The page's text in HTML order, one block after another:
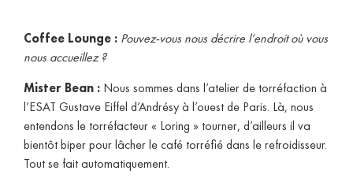
Coffee Lounge : Pouvez-vous nous décrire l’endroit où vous
nous accueillez ?
Mister Bean : Nous sommes dans l’atelier de torréfaction à
l’ESAT Gustave Eiffel d’Andrésy à l’ouest de Paris. Là, nous
entendons le torréfacteur « Loring » tourner, d’ailleurs il va
bientôt biper pour lâcher le café torréfié dans le refroidisseur.
Tout se fait automatiquement.